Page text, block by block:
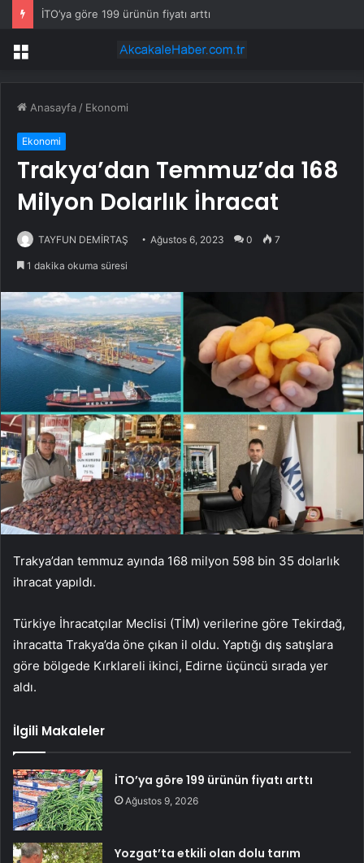
İTO’ya göre 199 ürünün fiyatı arttı
Menü
Anasayfa / Ekonomi
Ekonomi
Trakya’dan Temmuz’da 168
Milyon Dolarlık İhracat
TAYFUN DEMİRTAŞ Ağustos 6, 2023 0 7
1 dakika okuma süresi
Trakya’dan temmuz ayında 168 milyon 598 bin 35 dolarlık
ihracat yapıldı.
Türkiye İhracatçılar Meclisi (TİM) verilerine göre Tekirdağ,
ihracatta Trakya’da öne çıkan il oldu. Yaptığı dış satışlara
göre bölgede Kırklareli ikinci, Edirne üçüncü sırada yer
aldı.
İlgili Makaleler
İTO’ya göre 199 ürünün fiyatı arttı
Ağustos 9, 2026
Yozgat’ta etkili olan dolu tarım